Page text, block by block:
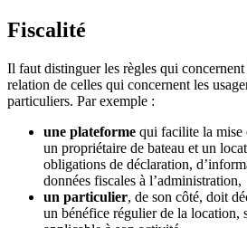
Fiscalité
Il faut distinguer les règles qui concernent
relation de celles qui concernent les
particuliers. Par exemple :
une plateforme qui facilite la mise
un propriétaire de bateau et un
obligations de déclaration,
données fiscales à l’administration,
un particulier, de son côté, doit
un bénéfice régulier de la location,